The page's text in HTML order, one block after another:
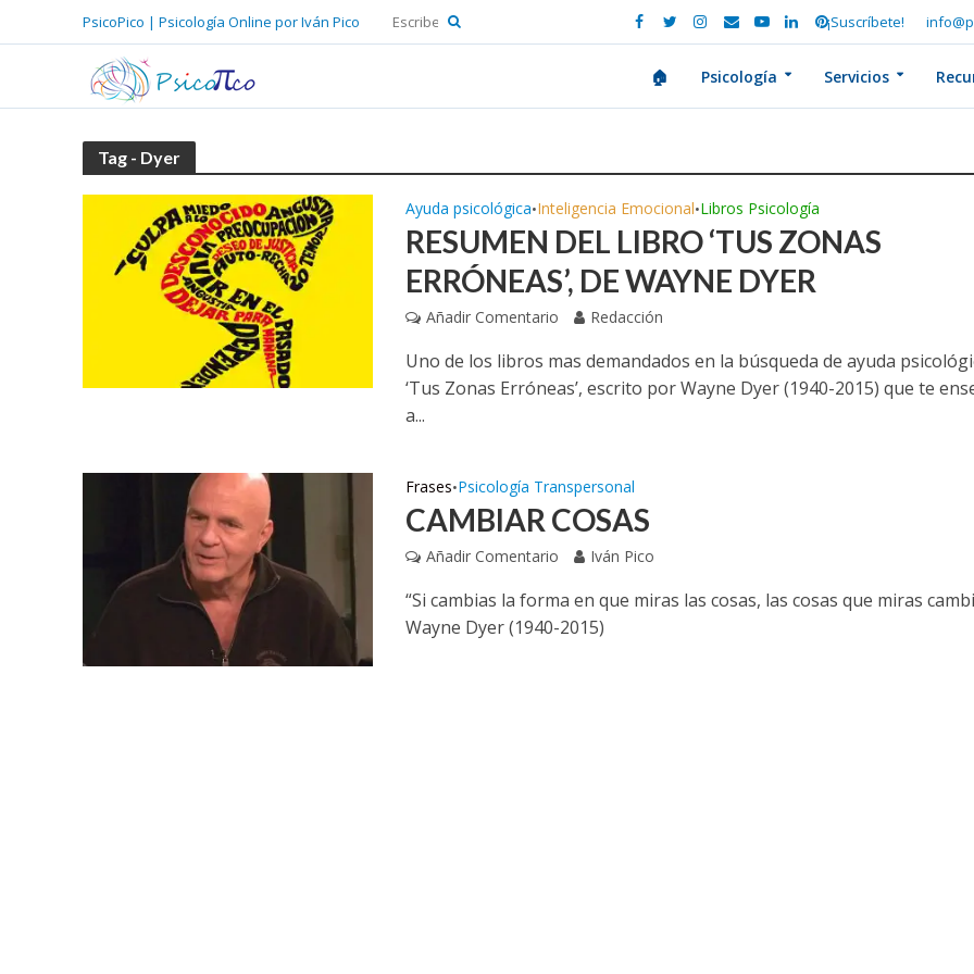
PsicoPico | Psicología Online por Iván Pico ¡Suscríbete!
🏠 Psicología Servicios
Tag - Dyer
Ayuda psicológica•Inteligencia Emocional•Libros Psicología
RESUMEN DEL LIBRO ‘TUS ZONAS
ERRÓNEAS’, DE WAYNE DYER
Añadir Comentario Redacción
Uno de los libros mas demandados en la búsqueda de ayuda
‘Tus Zonas Erróneas’, escrito por Wayne Dyer (1940-2015) que te
a...
Frases•Psicología Transpersonal
CAMBIAR COSAS
Añadir Comentario Iván Pico
“Si cambias la forma en que miras las cosas, las cosas que miras
Wayne Dyer (1940-2015)